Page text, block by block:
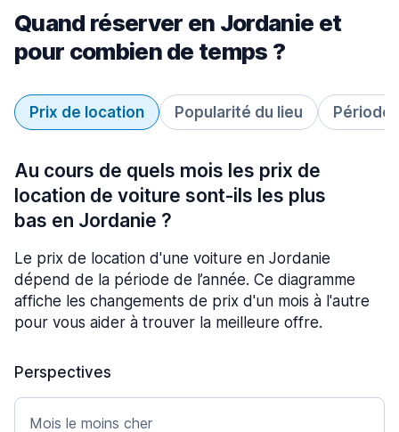
Quand réserver en Jordanie et
pour combien de temps ?
Prix de location Popularité du lieu Période
Au cours de quels mois les prix de
location de voiture sont-ils les plus
bas en Jordanie ?
Le prix de location d'une voiture en Jordanie
dépend de la période de l’année. Ce diagramme
affiche les changements de prix d'un mois à l'autre
pour vous aider à trouver la meilleure offre.
Perspectives
Mois le moins cher